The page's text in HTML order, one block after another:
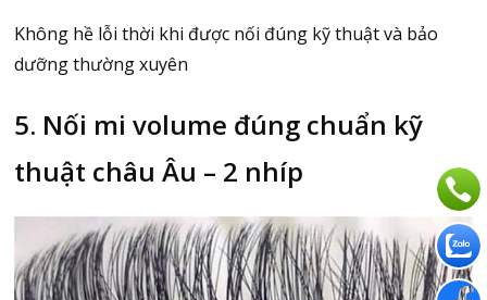
Không hề lỗi thời khi được nối đúng kỹ thuật và bảo
dưỡng thường xuyên
5. Nối mi volume đúng chuẩn kỹ
thuật châu Âu – 2 nhíp